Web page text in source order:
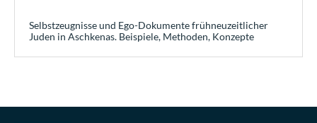
Selbstzeugnisse und Ego-Dokumente frühneuzeitlicher
Juden in Aschkenas. Beispiele, Methoden, Konzepte